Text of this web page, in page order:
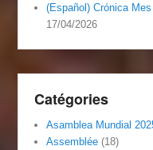
(Español) Crónica
17/04/2026
Catégories
Asamblea Mundial
Assemblée (18)